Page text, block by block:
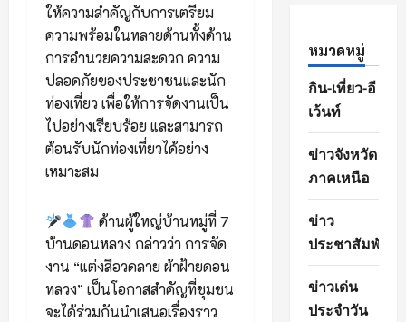
ให้ความสำคัญกับการเตรียม
ความพร้อมในหลายด้านทั้งด้าน
การอำนวยความสะดวก ความ
ปลอดภัยของประชาชนและนัก
ท่องเที่ยว เพื่อให้การจัดงานเป็น
ไปอย่างเรียบร้อย และสามารถ
ต้อนรับนักท่องเที่ยวได้อย่าง
เหมาะสม
ด้านผู้ใหญ่บ้านหมู่ที่ 7
บ้านดอนหลวง กล่าวว่า การจัด
งาน “แต่งสีอวดลาย ผ้าฝ้ายดอน
หลวง” เป็นโอกาสสำคัญที่ชุมชน
จะได้ร่วมกันนำเสนอเรื่องราว
หมวดหมู่
กิน-เที่ยว-อี
เว้นท์
ข่าวจังหวัด
ภาคเหนือ
ข่าว
ประชาสัมพันธ์
ข่าวเด่น
ประจำวัน